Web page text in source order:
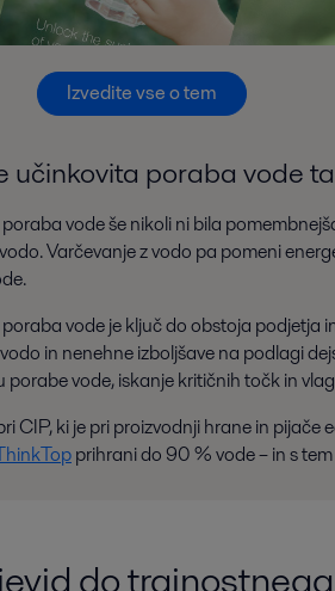
Izvedite vse o tem
učinkovita poraba vode
vode še nikoli ni bila
Varčevanje z vodo pa pomeni
vode je ključ do obstoja
in nenehne izboljšave na podlagi
porabe vode, iskanje kritičnih točk in
CIP, ki je pri proizvodnji hrane in
prihrani do 90 % vode – in s
do